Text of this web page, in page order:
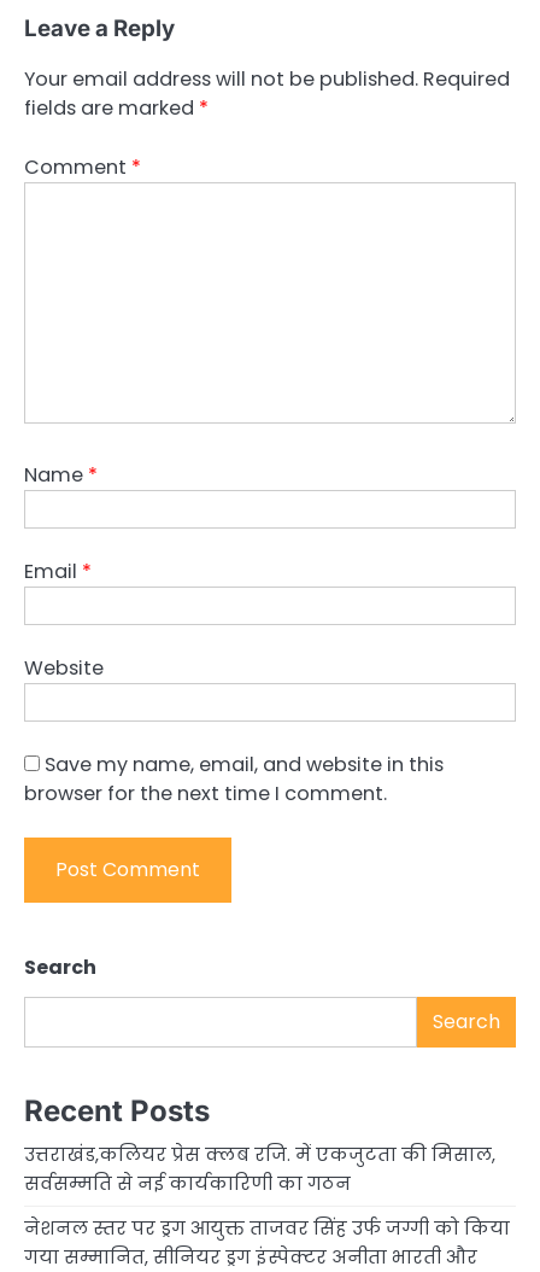
Leave a Reply
Your email address will not be published. Required
fields are marked *
Comment *
Name *
Email *
Website
Save my name, email, and website in this
browser for the next time I comment.
Search
Search
Recent Posts
उत्तराखंड,कलियर प्रेस क्लब रजि. में एकजुटता की मिसाल,
सर्वसम्मति से नई कार्यकारिणी का गठन
नेशनल स्तर पर ड्रग आयुक्त ताजवर सिंह उर्फ जग्गी को किया
गया सम्मानित, सीनियर ड्रग इंस्पेक्टर अनीता भारती और